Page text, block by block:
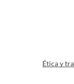
Ética y